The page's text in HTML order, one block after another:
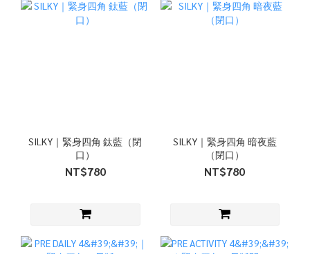
SILKY｜緊身四角 鈦藍（閉
口）
NT$780
SILKY｜緊身四角 暗夜藍
（閉口）
NT$780